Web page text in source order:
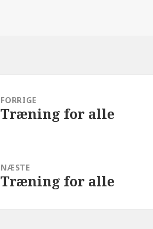
FORRIGE
Forrige
Træning for alle
NÆSTE
Næste
Træning for alle